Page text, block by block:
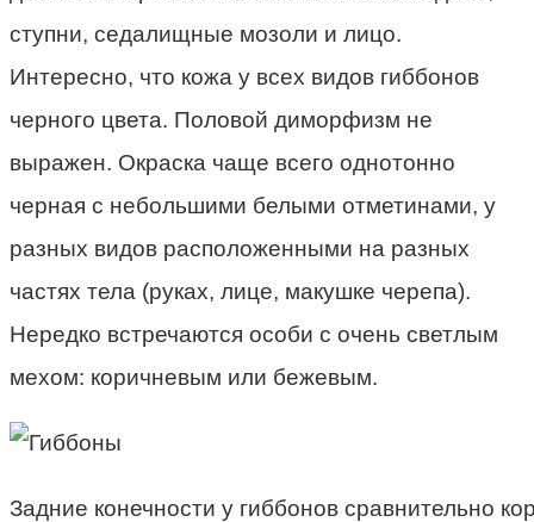
ступни, седалищные мозоли и лицо.
Интересно, что кожа у всех видов гиббонов
черного цвета. Половой диморфизм не
выражен. Окраска чаще всего однотонно
черная с небольшими белыми отметинами, у
разных видов расположенными на разных
частях тела (руках, лице, макушке черепа).
Нередко встречаются особи с очень светлым
мехом: коричневым или бежевым.
Задние конечности у гиббонов сравнительно